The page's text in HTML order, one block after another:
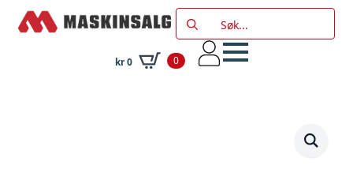
Search
for:
kr0 0